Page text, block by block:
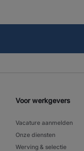
Voor werkgevers
Vacature aanmelden
Onze diensten
Werving & selectie